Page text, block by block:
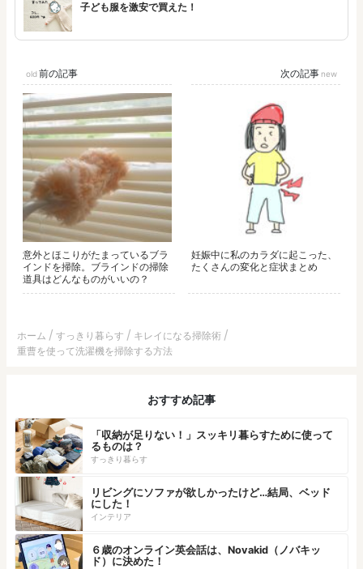
子ども服を激安で買えた！
前の記事
意外とほこりがたまっているブラ
インドを掃除。ブラインドの掃除
道具はどんなものがいいの？
次の記事
妊娠中に私のカラダに起こった、
たくさんの変化と症状まとめ
ホーム すっきり暮らす
キレイになる掃除術
重曹を使って洗濯機を掃除する方法
おすすめ記事
「収納が足りない！」スッキリ暮らすために使って
るものは？
すっきり暮らす
リビングにソファが欲しかったけど…結局、ベッド
にした！
インテリア
６歳のオンライン英会話は、Novakid（ノバキッ
ド）に決めた！